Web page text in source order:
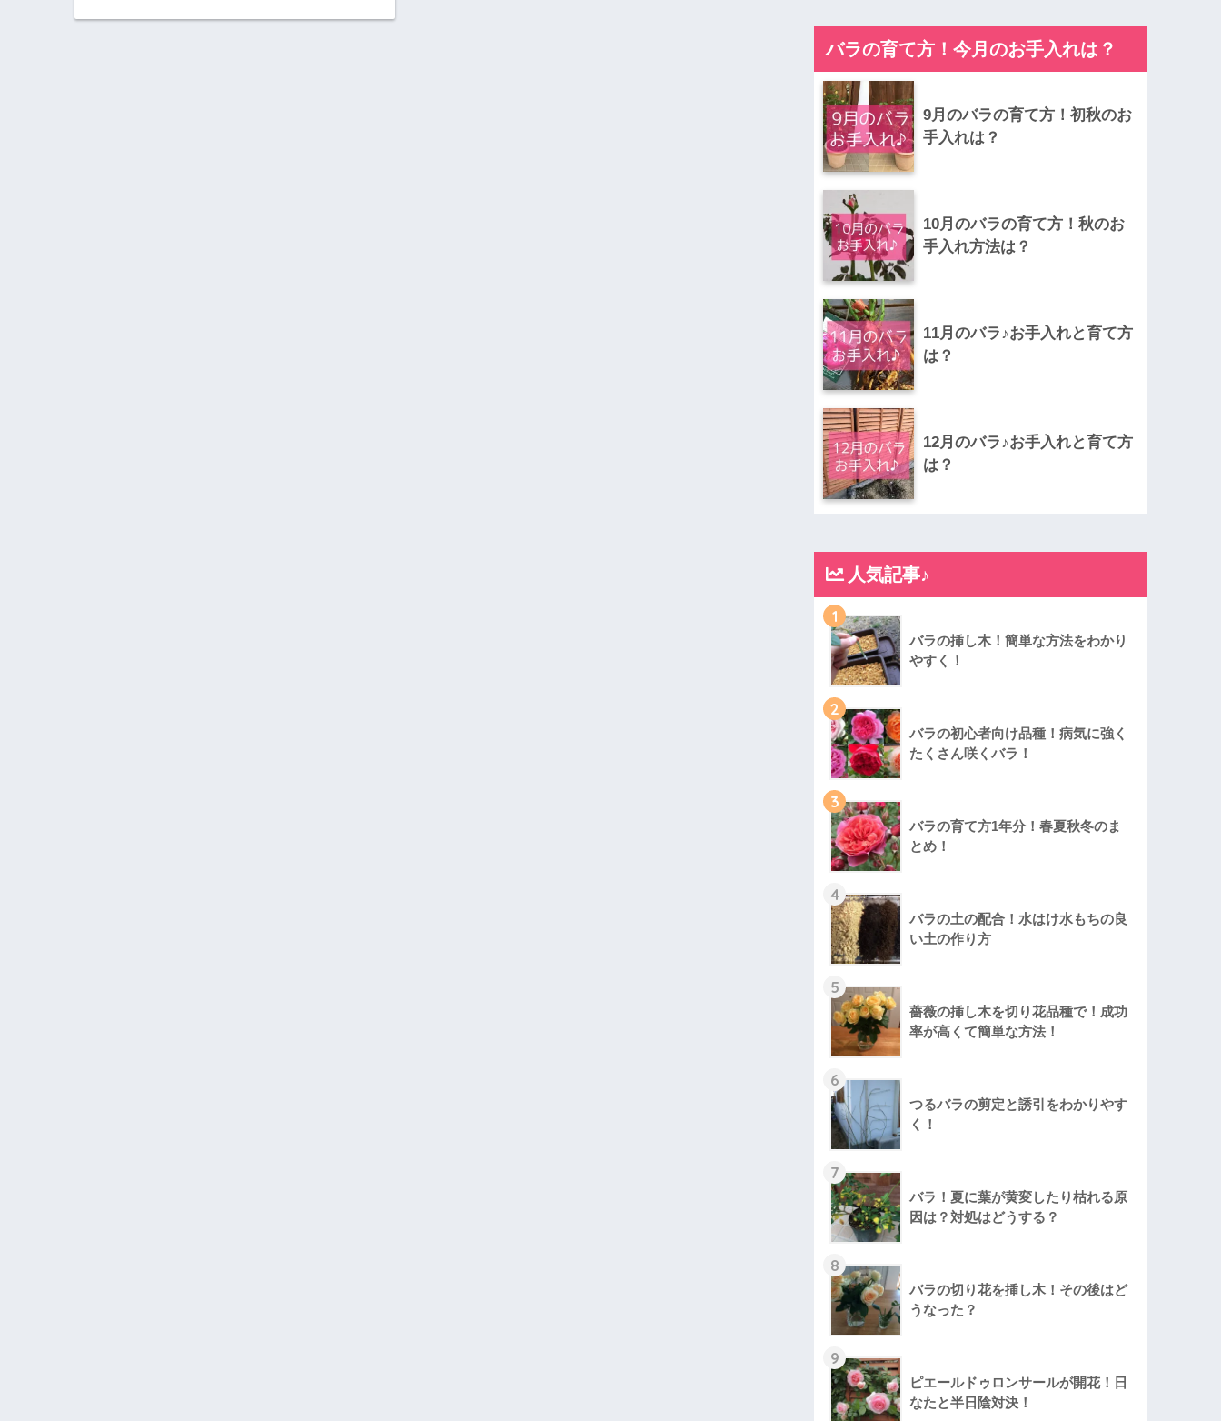
バラの育て方！今月のお手入れは？
9月のバラの育て方！初秋のお
手入れは？
10月のバラの育て方！秋のお
手入れ方法は？
11月のバラ♪お手入れと育て方
は？
12月のバラ♪お手入れと育て方
は？
人気記事♪
1
バラの挿し木！簡単な方法をわかり
やすく！
2
バラの初心者向け品種！病気に強く
たくさん咲くバラ！
3
バラの育て方1年分！春夏秋冬のま
とめ！
4
バラの土の配合！水はけ水もちの良
い土の作り方
5
薔薇の挿し木を切り花品種で！成功
率が高くて簡単な方法！
6
つるバラの剪定と誘引をわかりやす
く！
7
バラ！夏に葉が黄変したり枯れる原
因は？対処はどうする？
8
バラの切り花を挿し木！その後はど
うなった？
9
ピエールドゥロンサールが開花！日
なたと半日陰対決！